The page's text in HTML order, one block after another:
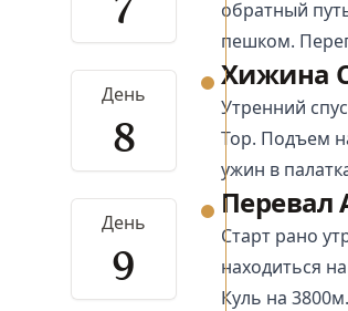
7
обратный
пешком.
День
8
Хижина
Утренний
Тор. Подъем
ужин в
День
9
Перевал
Старт рано
находиться
Куль на